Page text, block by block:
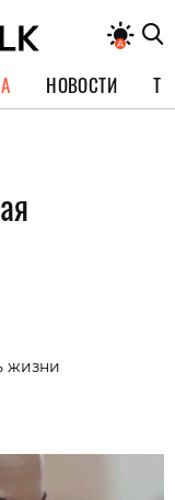
НОВОСТИ
жизни